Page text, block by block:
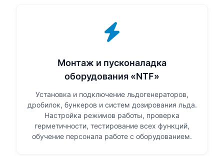
Монтаж и пусконаладка
оборудования «NTF»
Установка и подключение льдогенераторов,
дробилок, бункеров и систем дозирования льда.
Настройка режимов работы, проверка
герметичности, тестирование всех функций,
обучение персонала работе с оборудованием.